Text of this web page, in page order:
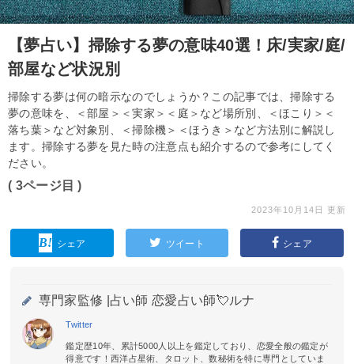
【夢占い】掃除する夢の意味40選！床/実家/庭/
部屋など状況別
掃除する夢は何の暗示なのでしょうか？この記事では、掃除する
夢の意味を、＜部屋＞＜実家＞＜庭＞など場所別、＜ほこり＞＜
落ち葉＞など対象別、＜掃除機＞＜ほうき＞など方法別に解説し
ます。掃除する夢を見た時の注意点も紹介するので参考にしてく
ださい。
( 3ページ目 )
2023年10月14日 更新
シェア ツイート シェア
専門家監修 | 占い師 恋愛占い師💘ルナ
Twitter
鑑定歴10年、累計5000人以上を鑑定しており、恋愛全般の鑑定が
得意です！西洋占星術、タロット、数秘術を特に専門としていま